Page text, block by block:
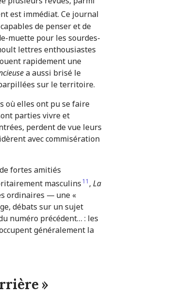
est immédiat. Ce journal
de penser et de
muette pour les sourdes-
lettres enthousiastes
rapidement une
a aussi brisé le
sur le territoire.
où elles ont pu se faire
parties vivre et
perdent de vue leurs
avec commisération
fortes amitiés
masculins 11 , La
ordinaires — une «
débats sur un sujet
numéro précédent… : les
généralement la
»